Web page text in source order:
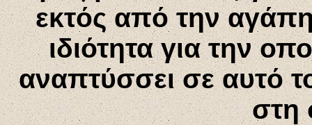
εκτός από την
ιδιότητα για την
αναπτύσσει σε αυτό
στη